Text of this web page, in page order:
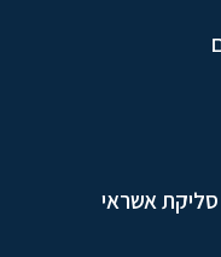
אשראי